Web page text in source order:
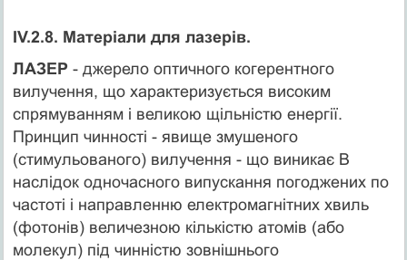
IV.2.8. Матеріали для лазерів.
ЛАЗЕР - джерело оптичного когерентного
вилучення, що характеризується високим
спрямуванням і великою щільністю енергії.
Принцип чинності - явище змушеного
(стимульованого) вилучення - що виникає В
наслідок одночасного випускання погоджених по
частоті і направленню електромагнітних хвиль
(фотонів) величезною кількістю атомів (або
молекул) під чинністю зовнішнього